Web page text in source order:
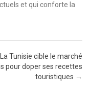
et qui conforte la
La Tunisie cible le marché
pour doper ses recettes
touristiques →